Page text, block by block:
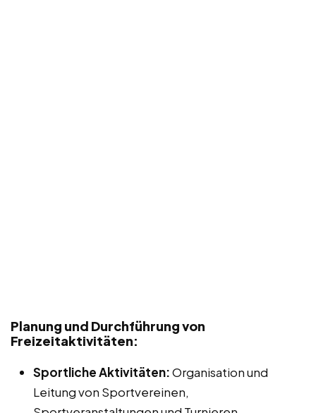
Planung und Durchführung von
Freizeitaktivitäten:
Sportliche Aktivitäten:Organisation und
Leitung von Sportvereinen,